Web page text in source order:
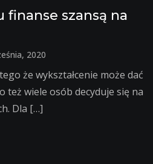
szansą na
2020
że wykształcenie może dać
też wiele osób decyduje się na
Dla […]